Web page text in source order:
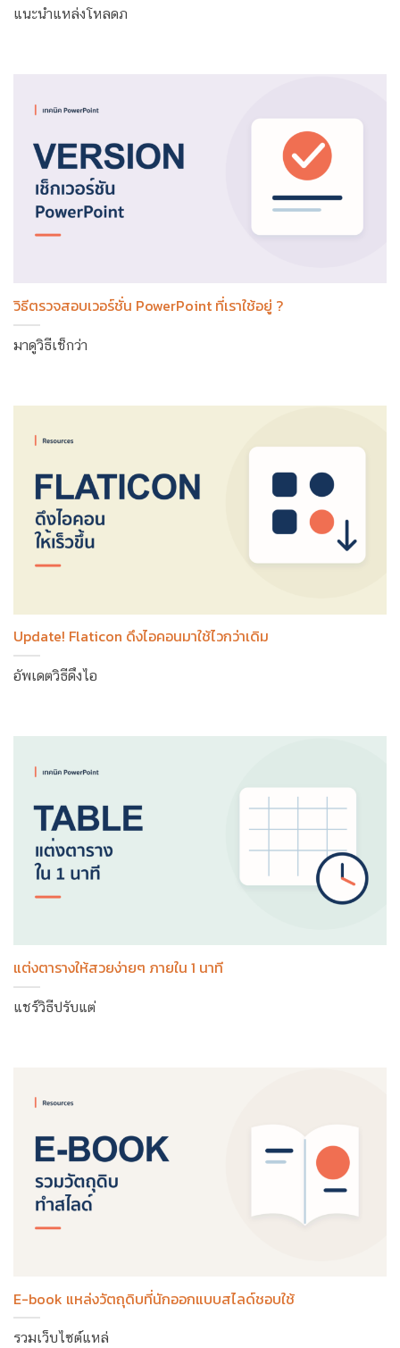
แนะนำแหล่งโหลดภ
วิธีตรวจสอบเวอร์ชั่น PowerPoint ที่เราใช้อยู่ ?
มาดูวิธีเช็กว่า
Update! Flaticon ดึงไอคอนมาใช้ไวกว่าเดิม
อัพเดตวิธีดึงไอ
แต่งตารางให้สวยง่ายๆ ภายใน 1 นาที
แชร์วิธีปรับแต่
E-book แหล่งวัตถุดิบที่นักออกแบบสไลด์ชอบใช้
รวมเว็บไซต์แหล่